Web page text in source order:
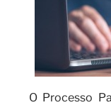
O Processo